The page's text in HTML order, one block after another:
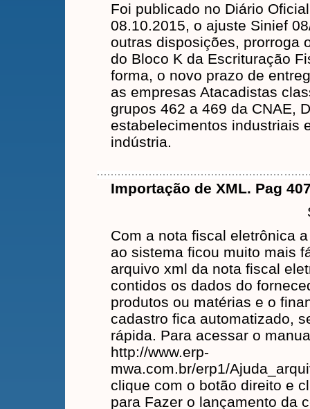
Foi publicado no Diário
08.10.2015, o ajuste Sinief
outras disposições, prorroga
do Bloco K da Escrituração
forma, o novo prazo de
as empresas Atacadistas
grupos 462 a 469 da CNAE,
estabelecimentos industriais
indústria.
Importação de XML. Pag
Com a nota fiscal eletrônica
ao sistema ficou muito mais
arquivo xml da nota fiscal
contidos os dados do
produtos ou matérias e o
cadastro fica automatizado,
rápida. Para acessar o
http://www.erp-
mwa.com.br/erp1/
clique com o botão direito e
para Fazer o lançamento da